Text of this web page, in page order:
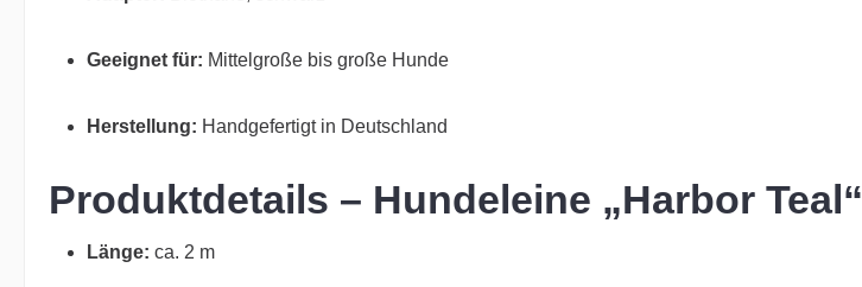
Geeignet für: Mittelgroße bis große Hunde
Herstellung: Handgefertigt in Deutschland
Produktdetails – Hundeleine „Harbor Teal“
Länge: ca. 2 m